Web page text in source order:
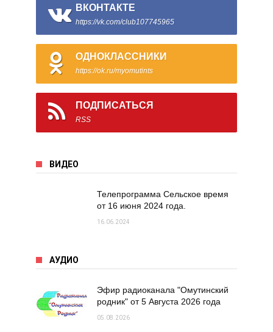
ВКОНТАКТЕ
https://vk.com/club107745965
ОДНОКЛАССНИКИ
https://ok.ru/myomutints
ПОДПИСАТЬСЯ
RSS
ВИДЕО
Телепрограмма Сельское время
от 16 июня 2024 года.
16.06.2024
АУДИО
Эфир радиоканала "Омутинский
родник" от 5 Августа 2026 года
05.08.2026